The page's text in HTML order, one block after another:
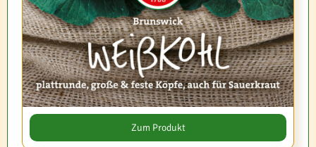
Zum Produkt